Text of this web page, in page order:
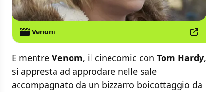
Venom
E mentre Venom, il cinecomic con Tom Hardy,
si appresta ad approdare nelle sale
accompagnato da un bizzarro boicottaggio da